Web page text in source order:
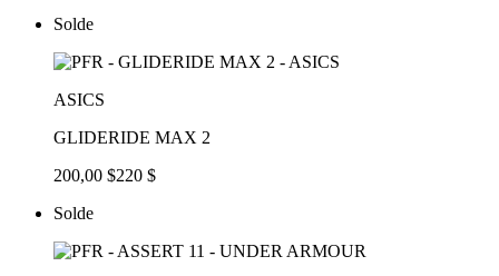
Solde
ASICS
GLIDERIDE MAX 2
200,00 $220 $
Solde